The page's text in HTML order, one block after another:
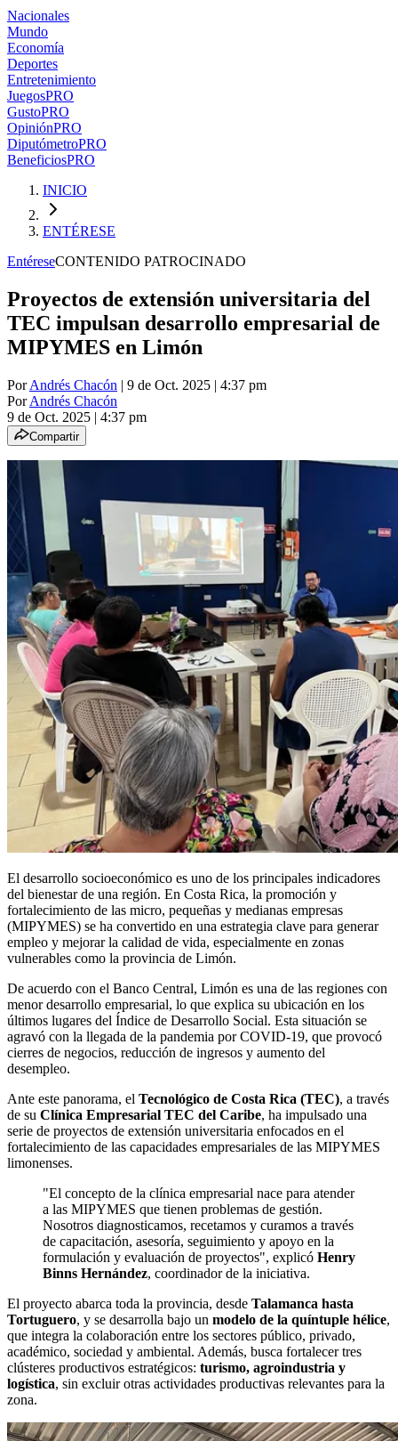
Nacionales
Mundo
Economía
Deportes
Entretenimiento
JuegosPRO
GustoPRO
OpiniónPRO
DiputómetroPRO
BeneficiosPRO
INICIO
ENTÉRESE
EntéreseCONTENIDO PATROCINADO
Proyectos de extensión universitaria del
TEC impulsan desarrollo empresarial de
MIPYMES en Limón
PorAndrés Chacón | 9 de Oct. 2025 | 4:37 pm
PorAndrés Chacón
9 de Oct. 2025 | 4:37 pm
Compartir
El desarrollo socioeconómico es uno de los principales indicadores
del bienestar de una región. En Costa Rica, la promoción y
fortalecimiento de las micro, pequeñas y medianas empresas
(MIPYMES) se ha convertido en una estrategia clave para generar
empleo y mejorar la calidad de vida, especialmente en zonas
vulnerables como la provincia de Limón.
De acuerdo con el Banco Central, Limón es una de las regiones con
menor desarrollo empresarial, lo que explica su ubicación en los
últimos lugares del Índice de Desarrollo Social. Esta situación se
agravó con la llegada de la pandemia por COVID-19, que provocó
cierres de negocios, reducción de ingresos y aumento del
desempleo.
Ante este panorama, el Tecnológico de Costa Rica (TEC), a través
de su Clínica Empresarial TEC del Caribe, ha impulsado una
serie de proyectos de extensión universitaria enfocados en el
fortalecimiento de las capacidades empresariales de las MIPYMES
limonenses.
"El concepto de la clínica empresarial nace para atender
a las MIPYMES que tienen problemas de gestión.
Nosotros diagnosticamos, recetamos y curamos a través
de capacitación, asesoría, seguimiento y apoyo en la
formulación y evaluación de proyectos", explicó Henry
Binns Hernández, coordinador de la iniciativa.
El proyecto abarca toda la provincia, desde Talamanca hasta
Tortuguero, y se desarrolla bajo un modelo de la quíntuple hélice,
que integra la colaboración entre los sectores público, privado,
académico, sociedad y ambiental. Además, busca fortalecer tres
clústeres productivos estratégicos: turismo, agroindustria y
logística, sin excluir otras actividades productivas relevantes para la
zona.